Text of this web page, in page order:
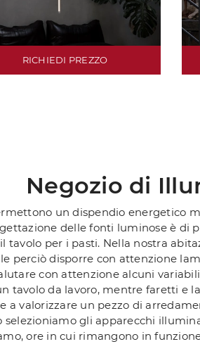
RICHIEDI PREZZO
Negozio di
un dispendio energetico
delle fonti luminose è
per i pasti. Nella nostra
perciò disporre con attenzione
con attenzione alcuni
tavolo da lavoro, mentre faretti e
valorizzare un pezzo di
gli apparecchi
ore in cui rimangono in